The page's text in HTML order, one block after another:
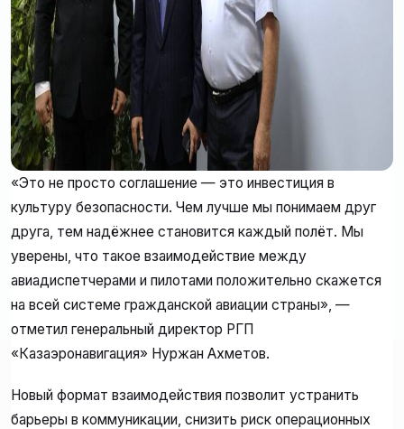
«Это не просто соглашение — это инвестиция в
культуру безопасности. Чем лучше мы понимаем друг
друга, тем надёжнее становится каждый полёт. Мы
уверены, что такое взаимодействие между
авиадиспетчерами и пилотами положительно скажется
на всей системе гражданской авиации страны», —
отметил генеральный директор РГП
«Казаэронавигация» Нуржан Ахметов.
Новый формат взаимодействия позволит устранить
барьеры в коммуникации, снизить риск операционных